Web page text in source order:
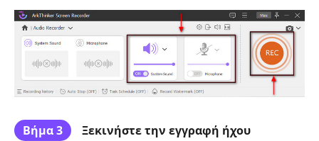
Βήμα 3
Ξεκινήστε την εγγραφή ήχου